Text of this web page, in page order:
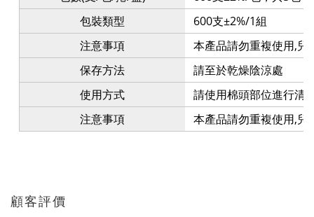
包裝類型
600支±2%/1組
注意事項
本產品請勿重複使用,兒
保存方法
請至於乾燥陰涼處
使用方式
請使用棉頭部位進行清
注意事項
本產品請勿重複使用,兒
顧客評價